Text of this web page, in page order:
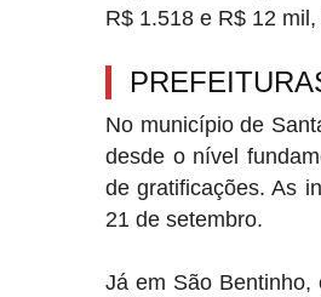
R$ 1.518 e R$ 12
No município de
desde o nível
de gratificações. As
21 de setembro.
Já em São Bentinho,